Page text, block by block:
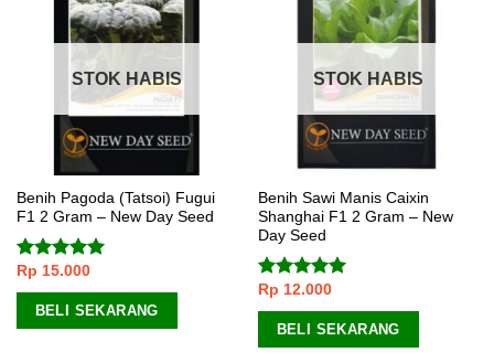
STOK HABIS
Benih Pagoda (Tatsoi) Fugui
F1 2 Gram – New Day Seed
Dinilai5.00
dari 5
Rp 15.000
BELI SEKARANG
STOK HABIS
Benih Sawi Manis Caixin
Shanghai F1 2 Gram – New
Day Seed
Dinilai5.00
dari 5
Rp 12.000
BELI SEKARANG